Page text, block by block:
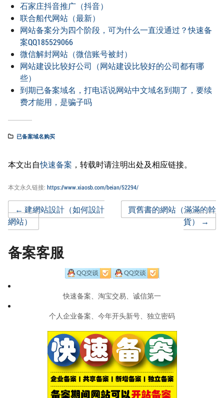
石家庄抖音推广（抖音）
联合船代网站（最新）
网站备案分为四个阶段，可为什么一直没通过？快速备
案QQ185529066
微信解封网站（微信账号被封）
网站建设比较好公司（网站建设比较好的公司都有哪
些）
到期已备案域名，打电话说网站中文域名到期了，要续
费才能用，是骗子吗
已备案域名购买
本文出自快速备案 ，转载时请注明出处及相应链接。
本文永久链接: https://www.xiaosb.com/beian/52294/
Post
navigation
← 建網站設計（如何設計
網站）
買舊書的網站（滿滿的幹
貨）→
备案客服
快速备案、淘宝交易、诚信第一
个人企业备案、今年开头新号、独立密码